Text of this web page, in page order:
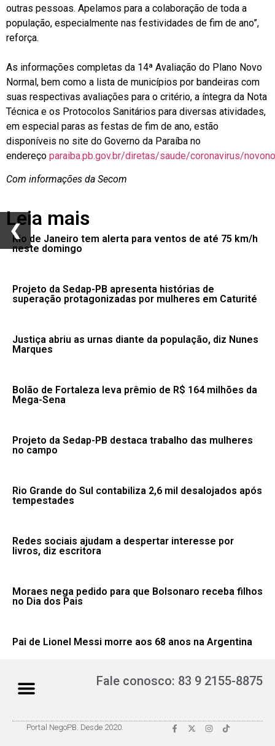
outras pessoas. Apelamos para a colaboração de toda a
população, especialmente nas festividades de fim de ano”,
reforça.
As informações completas da 14ª Avaliação do Plano Novo
Normal, bem como a lista de municípios por bandeiras com
suas respectivas avaliações para o critério, a íntegra da Nota
Técnica e os Protocolos Sanitários para diversas atividades,
em especial paras as festas de fim de ano, estão
disponíveis no site do Governo da Paraíba no
endereço paraiba.pb.gov.br/diretas/saude/coronavirus/
Com informações da Secom
Leia mais
Rio de Janeiro tem alerta para ventos de até 75 km/h
neste domingo
Projeto da Sedap-PB apresenta histórias de
superação protagonizadas por mulheres em Caturité
Justiça abriu as urnas diante da população, diz Nunes
Marques
Bolão de Fortaleza leva prêmio de R$ 164 milhões da
Mega-Sena
Projeto da Sedap-PB destaca trabalho das mulheres
no campo
Rio Grande do Sul contabiliza 2,6 mil desalojados após
tempestades
Redes sociais ajudam a despertar interesse por
livros, diz escritora
Moraes nega pedido para que Bolsonaro receba filhos
no Dia dos Pais
Pai de Lionel Messi morre aos 68 anos na Argentina
Fale conosco: 83 9 2155-8875
Portal NegoPB. Desde 2020.
❮
❮